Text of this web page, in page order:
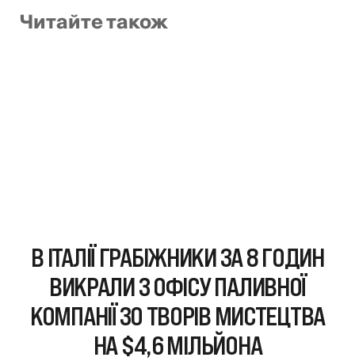
Читайте також
В ІТАЛІЇ ГРАБІЖНИКИ ЗА 8 ГОДИН
ВИКРАЛИ З ОФІСУ ПАЛИВНОЇ
КОМПАНІЇ 30 ТВОРІВ МИСТЕЦТВА
НА $4,6 МІЛЬЙОНА